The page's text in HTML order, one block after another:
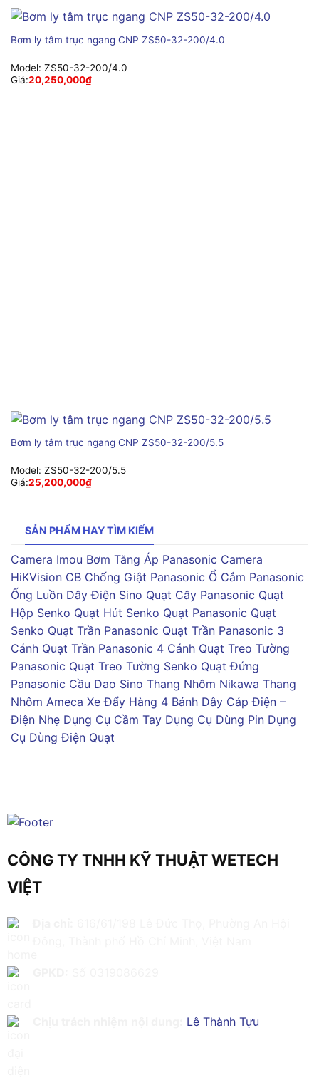
Bơm ly tâm trục ngang CNP ZS50-32-200/4.0
Model: ZS50-32-200/4.0
Giá:20,250,000₫
Bơm ly tâm trục ngang CNP ZS50-32-200/5.5
Model: ZS50-32-200/5.5
Giá:25,200,000₫
SẢN PHẨM HAY TÌM KIẾM
Camera Imou Bơm Tăng Áp Panasonic Camera
HiKVision CB Chống Giật Panasonic Ổ Cắm Panasonic
Ống Luồn Dây Điện Sino Quạt Cây Panasonic Quạt
Hộp Senko Quạt Hút Senko Quạt Panasonic Quạt
Senko Quạt Trần Panasonic Quạt Trần Panasonic 3
Cánh Quạt Trần Panasonic 4 Cánh Quạt Treo Tường
Panasonic Quạt Treo Tường Senko Quạt Đứng
Panasonic Cầu Dao Sino Thang Nhôm Nikawa Thang
Nhôm Ameca Xe Đẩy Hàng 4 Bánh Dây Cáp Điện –
Điện Nhẹ Dụng Cụ Cầm Tay Dụng Cụ Dùng Pin Dụng
Cụ Dùng Điện Quạt
CÔNG TY TNHH KỸ THUẬT WETECH
VIỆT
Lê Thành Tựu